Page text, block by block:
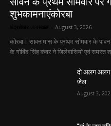
शुभकामनाएंकोरबा
- August 3, 2026
कोरबा। सावन मास के प्रथम सोमवार के
के गोविंद सिंह कंवर ने जिलेवासियों एवं समस्त
दो अलग अलग
जेल
August 3,